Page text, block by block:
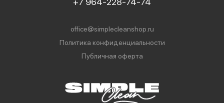
office@simplecleanshop.ru
Политика конфиденциальности
Публичная оферта